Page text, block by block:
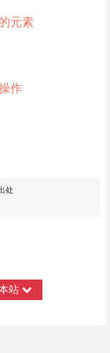
元素
作
处
站